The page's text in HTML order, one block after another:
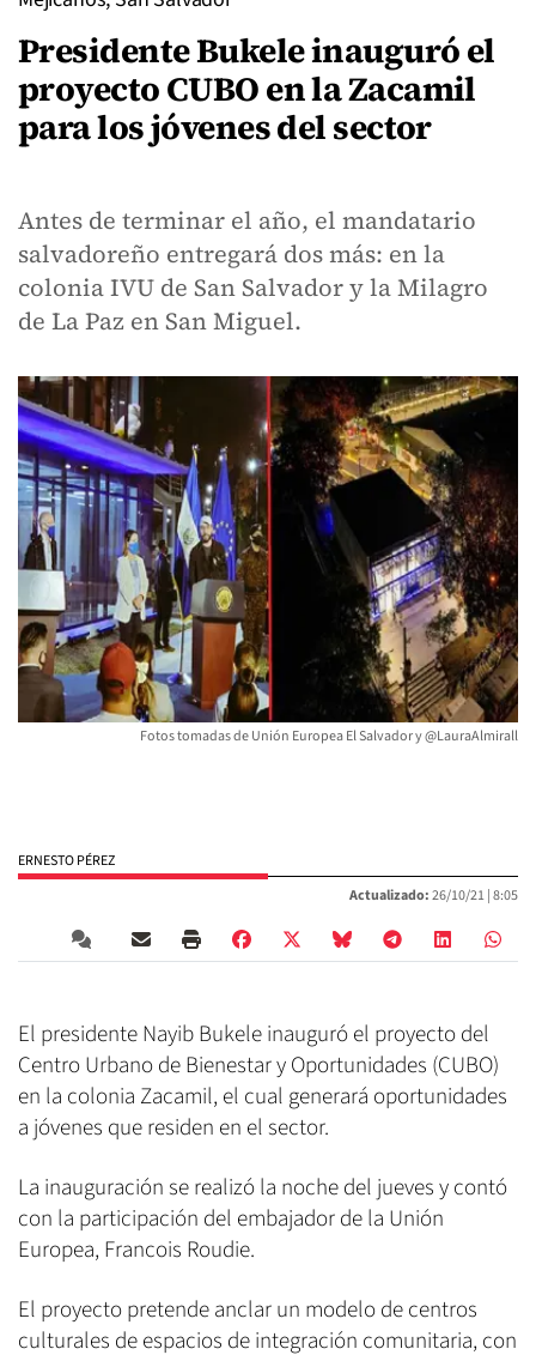
Presidente Bukele inauguró el
proyecto CUBO en la Zacamil
para los jóvenes del sector
Antes de terminar el año, el mandatario
salvadoreño entregará dos más: en la
colonia IVU de San Salvador y la Milagro
de La Paz en San Miguel.
Fotos tomadas de Unión Europea El Salvador y @LauraAlmirall
ERNESTO PÉREZ
Actualizado:26/10/21 |8:05
El presidente Nayib Bukele inauguró el proyecto del
Centro Urbano de Bienestar y Oportunidades (CUBO)
en la colonia Zacamil, el cual generará oportunidades
a jóvenes que residen en el sector.
La inauguración se realizó la noche del jueves y contó
con la participación del embajador de la Unión
Europea, Francois Roudie.
El proyecto pretende anclar un modelo de centros
culturales de espacios de integración comunitaria, con